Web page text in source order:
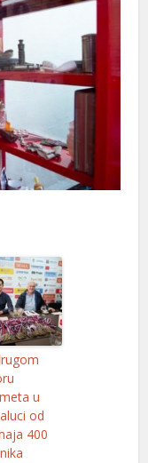
u
od
400